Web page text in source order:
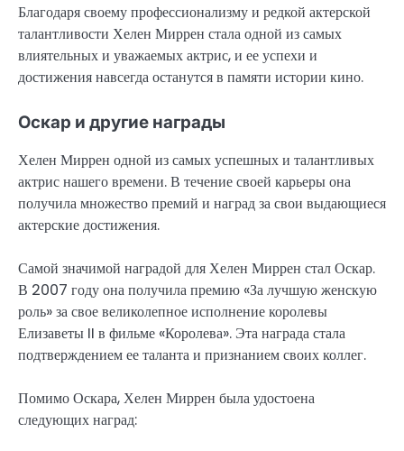
Благодаря своему профессионализму и редкой актерской
талантливости Хелен Миррен стала одной из самых
влиятельных и уважаемых актрис, и ее успехи и
достижения навсегда останутся в памяти истории кино.
Оскар и другие награды
Хелен Миррен одной из самых успешных и талантливых
актрис нашего времени. В течение своей карьеры она
получила множество премий и наград за свои выдающиеся
актерские достижения.
Самой значимой наградой для Хелен Миррен стал Оскар.
В 2007 году она получила премию «За лучшую женскую
роль» за свое великолепное исполнение королевы
Елизаветы II в фильме «Королева». Эта награда стала
подтверждением ее таланта и признанием своих коллег.
Помимо Оскара, Хелен Миррен была удостоена
следующих наград: